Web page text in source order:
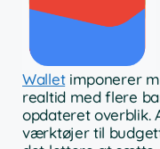
Walletimponerer
realtid med flere
opdateret overblik.
værktøjer til